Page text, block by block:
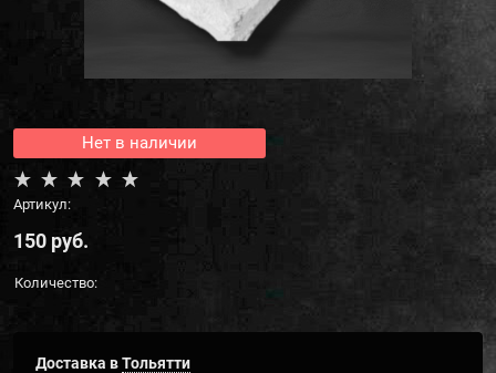
Нет в наличии
Артикул:
150 руб.
Количество:
Доставка вТольятти